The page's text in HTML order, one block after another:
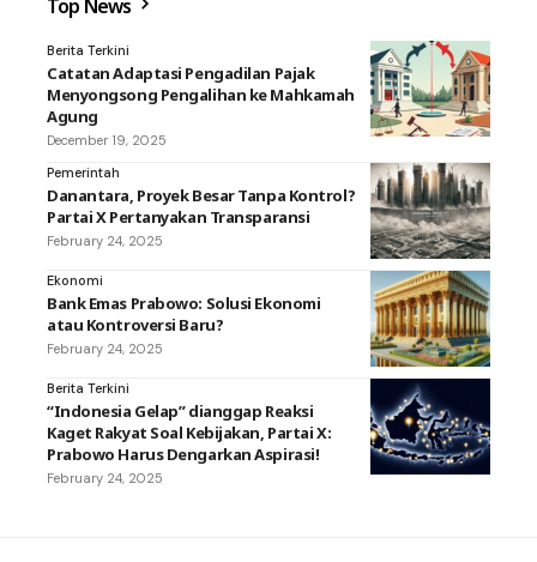
Top News
Berita Terkini
Catatan Adaptasi Pengadilan Pajak
Menyongsong Pengalihan ke Mahkamah
Agung
December 19, 2025
Pemerintah
Danantara, Proyek Besar Tanpa Kontrol?
Partai X Pertanyakan Transparansi
February 24, 2025
Ekonomi
Bank Emas Prabowo: Solusi Ekonomi
atau Kontroversi Baru?
February 24, 2025
Berita Terkini
“Indonesia Gelap” dianggap Reaksi
Kaget Rakyat Soal Kebijakan, Partai X:
Prabowo Harus Dengarkan Aspirasi!
February 24, 2025